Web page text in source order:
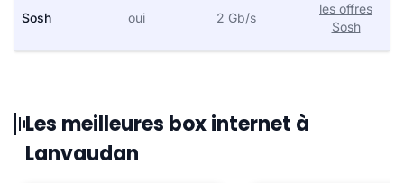
Sosh oui 2 Gb/s
les offres
Sosh
Les meilleures box internet à
Lanvaudan